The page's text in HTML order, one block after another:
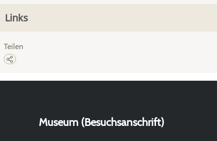
Links
Teilen
Museum (Besuchsanschrift)